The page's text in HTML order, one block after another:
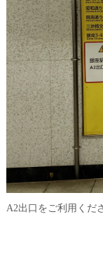
A2出口をご利用くだ